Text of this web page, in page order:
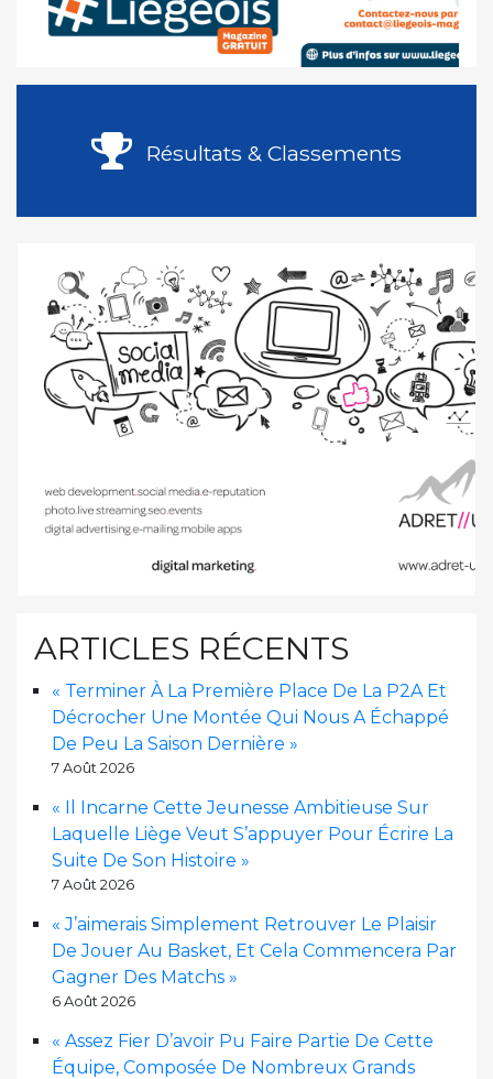
Résultats & Classements
ARTICLES RÉCENTS
« Terminer À La Première Place De La P2A Et
Décrocher Une Montée Qui Nous A Échappé
De Peu La Saison Dernière »
7 Août 2026
« Il Incarne Cette Jeunesse Ambitieuse Sur
Laquelle Liège Veut S’appuyer Pour Écrire La
Suite De Son Histoire »
7 Août 2026
« J’aimerais Simplement Retrouver Le Plaisir
De Jouer Au Basket, Et Cela Commencera Par
Gagner Des Matchs »
6 Août 2026
« Assez Fier D’avoir Pu Faire Partie De Cette
Équipe, Composée De Nombreux Grands